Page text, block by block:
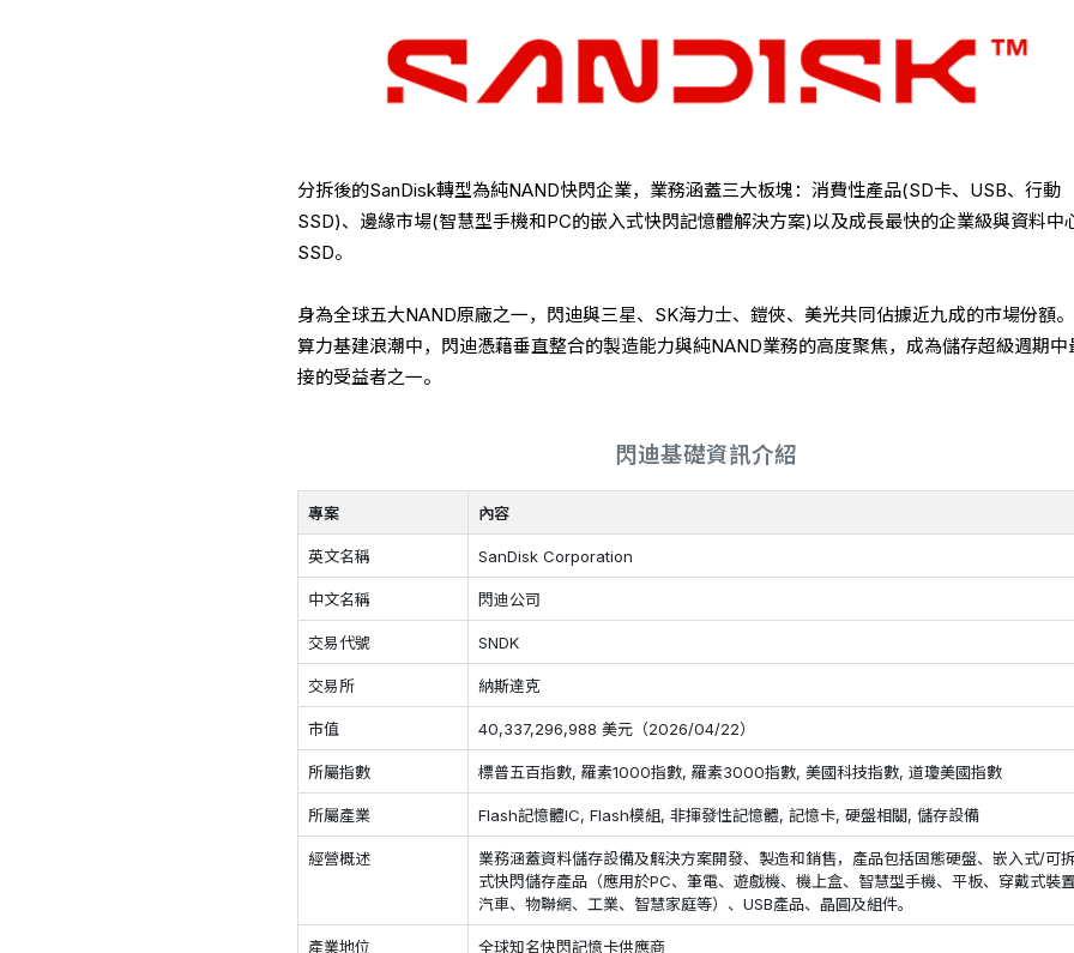
分拆後的SanDisk轉型為純NAND快閃企業，業務涵蓋三大板塊：消費性產品(SD卡、USB、行動
SSD)、邊緣市場(智慧型手機和PC的嵌入式快閃記憶體解決方案)以及成長最快的企業級與資料中
SSD。
身為全球五大NAND原廠之一，閃迪與三星、SK海力士、鎧俠、美光共同佔據近九成的市場份額
算力基建浪潮中，閃迪憑藉垂直整合的製造能力與純NAND業務的高度聚焦，成為儲存超級週期中
接的受益者之一。
閃迪基礎資訊介紹
專案 內容
英文名稱 SanDisk Corporation
中文名稱 閃迪公司
交易代號 SNDK
交易所 納斯達克
市值 40,337,296,988 美元（2026/04/22）
所屬指數 標普五百指數, 羅素1000指數, 羅素3000指數, 美國科技指數, 道瓊美國指數
所屬產業 Flash記憶體IC, Flash模組, 非揮發性記憶體, 記憶卡, 硬盤相關, 儲存設備
經營概述
業務涵蓋資料儲存設備及解決方案開發、製造和銷售，產品包括固態硬盤、嵌入式/可
式快閃儲存產品（應用於PC、筆電、遊戲機、機上盒、智慧型手機、平板、穿戴式裝置
汽車、物聯網、工業、智慧家庭等）、USB產品、晶圓及組件。
產業地位 全球知名快閃記憶卡供應商